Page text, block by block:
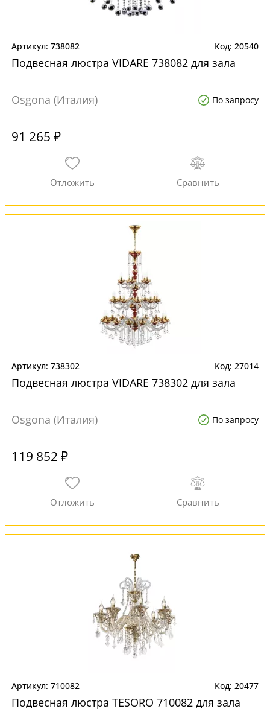
738082 20540
Подвесная люстра VIDARE 738082 для зала
Osgona (Италия) По запросу
91 265 ₽
738302 27014
Подвесная люстра VIDARE 738302 для зала
Osgona (Италия) По запросу
119 852 ₽
710082 20477
Подвесная люстра TESORO 710082 для зала